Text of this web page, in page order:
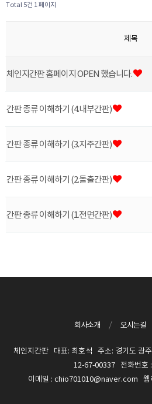
Total 5건 1 페이지
제목
체인지간판 홈페이지 OPEN 했습니다.
간판 종류 이해하기 (4.내부간판)
간판 종류 이해하기 (3.지주간판)
간판 종류 이해하기 (2.돌출간판)
간판 종류 이해하기 (1.전면간판)
회사소개 / 오시는길
체인지간판 대표: 최호석 주소: 경기도 광
12-67-00337 전화번호
이메일 : chio701010@naver.com